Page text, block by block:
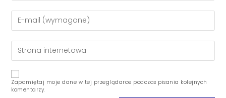
Zapamiętaj moje dane w tej przeglądarce podczas pisania kolejnych
komentarzy.